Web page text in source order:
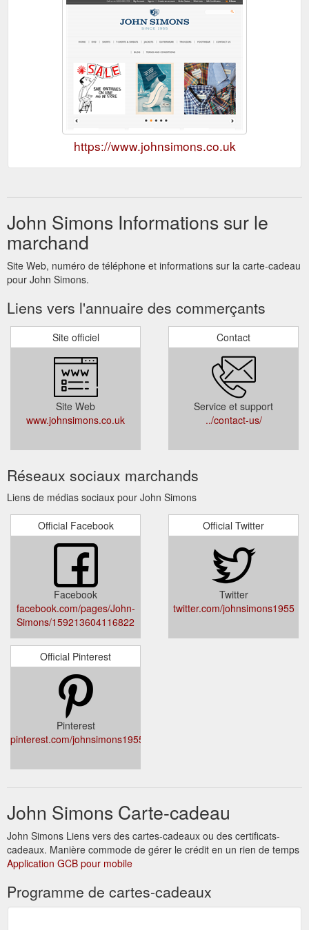
https://www.johnsimons.co.uk
John Simons Informations sur le
marchand
Site Web, numéro de téléphone et informations sur la carte-cadeau
pour John Simons.
Liens vers l'annuaire des commerçants
Site officiel
Site Web
www.johnsimons.co.uk
Contact
Service et support
../contact-us/
Réseaux sociaux marchands
Liens de médias sociaux pour John Simons
Official Facebook
Facebook
facebook.com/pages/John-
Simons/159213604116822
Official Twitter
Twitter
twitter.com/johnsimons1955
Official Pinterest
Pinterest
pinterest.com/johnsimons1955/
John Simons Carte-cadeau
John Simons Liens vers des cartes-cadeaux ou des certificats-
cadeaux. Manière commode de gérer le crédit en un rien de temps
Application GCB pour mobile
Programme de cartes-cadeaux